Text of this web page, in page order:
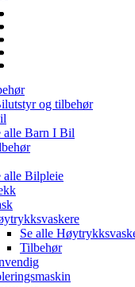
og tilbehør
alle Barn I Bil
alle Bilpleie
Se alle
Tilbehør